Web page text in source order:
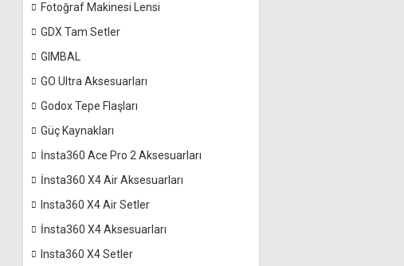
Fotoğraf Makinesi Lensi
GDX Tam Setler
GIMBAL
GO Ultra Aksesuarları
Godox Tepe Flaşları
Güç Kaynakları
İnsta360 Ace Pro 2 Aksesuarları
İnsta360 X4 Air Aksesuarları
Insta360 X4 Air Setler
İnsta360 X4 Aksesuarları
Insta360 X4 Setler